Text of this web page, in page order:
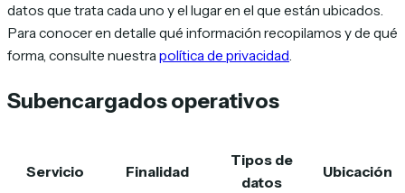
datos que trata cada uno y el lugar en el que están ubicados.
Para conocer en detalle qué información recopilamos y de qué
forma, consulte nuestra política de privacidad
Subencargados operativos
Servicio Finalidad
Tipos de
datos
Ubicación